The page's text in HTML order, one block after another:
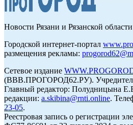
Новости Рязани и Рязанской
Городской интернет-портал
размещения рекламы:
Сетевое издание
(ВВВ.ПРОГОРОД62.РУ).
Главный редактор: Полудницына
редакции: a.skibina@rnti.online.
23-05.
Реестровая запись о регистрации